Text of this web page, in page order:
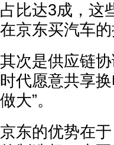
占比达3成，这
在京东买汽车的
其次是供应链
时代愿意共享
做大”。
京东的优势在